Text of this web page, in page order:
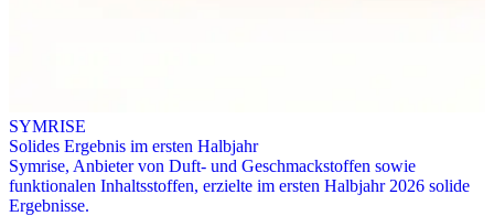
SYMRISE
Solides Ergebnis im ersten Halbjahr
Symrise, Anbieter von Duft- und Geschmackstoffen sowie
funktionalen Inhaltsstoffen, erzielte im ersten Halbjahr 2026 solide
Ergebnisse.